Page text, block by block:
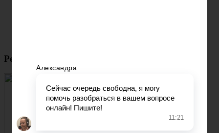
Реклама